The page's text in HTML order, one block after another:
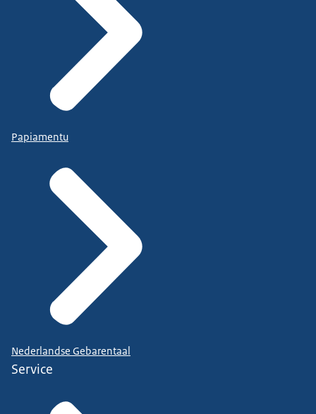
Papiamentu
Nederlandse Gebarentaal
Service